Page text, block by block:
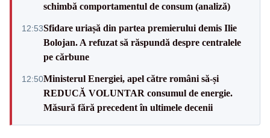
schimbă comportamentul de consum (analiză)
12:53Sfidare uriașă din partea premierului demis Ilie
Bolojan. A refuzat să răspundă despre centralele
pe cărbune
12:50Ministerul Energiei, apel către români să-și
REDUCĂ VOLUNTAR consumul de energie.
Măsură fără precedent în ultimele decenii